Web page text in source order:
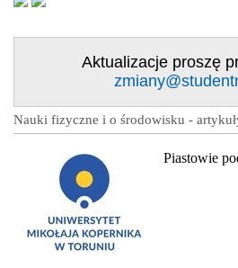
Aktualizacje proszę
Nauki fizyczne i o środowisku -
Piastowie